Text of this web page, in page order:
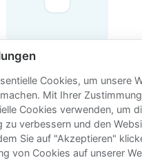
Beliebte
Gebiete
zum
Parken
Cookies, um unsere
Mit Ihrer
Cookies verwenden, um
zu verbessern und den
Sie auf "Akzeptieren"
von Cookies auf unserer